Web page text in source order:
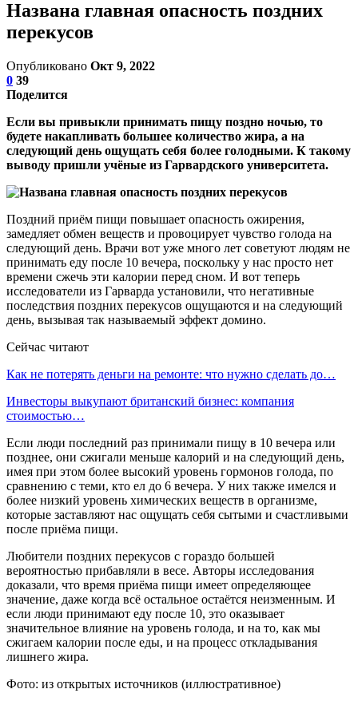
Названа главная опасность поздних
перекусов
Опубликовано Окт 9, 2022
0 39
Поделится
Если вы привыкли принимать пищу поздно ночью, то
будете накапливать большее количество жира, а на
следующий день ощущать себя более голодными. К такому
выводу пришли учёные из Гарвардского университета.
Поздний приём пищи повышает опасность ожирения,
замедляет обмен веществ и провоцирует чувство голода на
следующий день. Врачи вот уже много лет советуют людям не
принимать еду после 10 вечера, поскольку у нас просто нет
времени сжечь эти калории перед сном. И вот теперь
исследователи из Гарварда установили, что негативные
последствия поздних перекусов ощущаются и на следующий
день, вызывая так называемый эффект домино.
Сейчас читают
Как не потерять деньги на ремонте: что нужно сделать до…
Инвесторы выкупают британский бизнес: компания
стоимостью…
Если люди последний раз принимали пищу в 10 вечера или
позднее, они сжигали меньше калорий и на следующий день,
имея при этом более высокий уровень гормонов голода, по
сравнению с теми, кто ел до 6 вечера. У них также имелся и
более низкий уровень химических веществ в организме,
которые заставляют нас ощущать себя сытыми и счастливыми
после приёма пищи.
Любители поздних перекусов с гораздо большей
вероятностью прибавляли в весе. Авторы исследования
доказали, что время приёма пищи имеет определяющее
значение, даже когда всё остальное остаётся неизменным. И
если люди принимают еду после 10, это оказывает
значительное влияние на уровень голода, и на то, как мы
сжигаем калории после еды, и на процесс откладывания
лишнего жира.
Фото: из открытых источников (иллюстративное)